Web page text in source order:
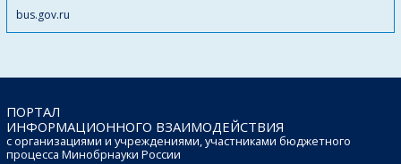
bus.gov.ru
ПОРТАЛ
ИНФОРМАЦИОННОГО ВЗАИМОДЕЙСТВИЯ
с организациями и учреждениями, участниками бюджетного
процесса Минобрнауки России